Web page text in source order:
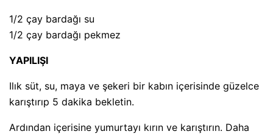
1/2 çay bardağı su
1/2 çay bardağı pekmez
YAPILIŞI
Ilık süt, su, maya ve şekeri bir kabın içerisinde güzelce
karıştırıp 5 dakika bekletin.
Ardından içerisine yumurtayı kırın ve karıştırın. Daha